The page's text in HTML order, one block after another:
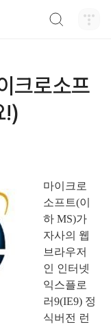
크로소프
!)
마이크로
소프트(이
하 MS)가
자사의 웹
브라우저
인 인터넷
익스플로
러9(IE9) 정
식버전 런